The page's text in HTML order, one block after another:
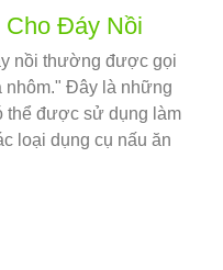
Cho Đáy Nồi
nồi thường được gọi
nhôm." Đây là những
thể được sử dụng làm
loại dụng cụ nấu ăn